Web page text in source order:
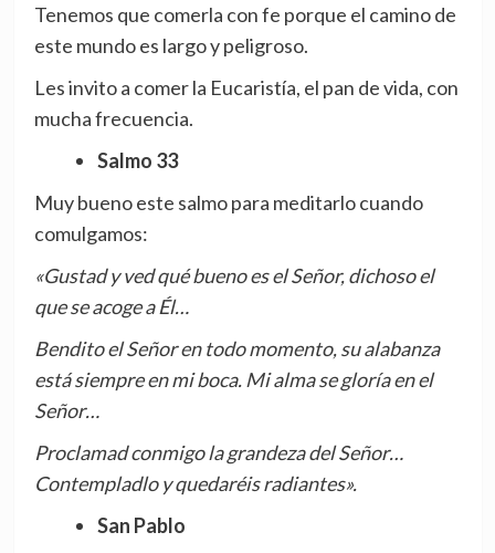
Tenemos que comerla con fe porque el camino de
este mundo es largo y peligroso.
Les invito a comer la Eucaristía, el pan de vida, con
mucha frecuencia.
Salmo 33
Muy bueno este salmo para meditarlo cuando
comulgamos:
«Gustad y ved qué bueno es el Señor, dichoso el
que se acoge a Él…
Bendito el Señor en todo momento, su alabanza
está siempre en mi boca. Mi alma se gloría en el
Señor…
Proclamad conmigo la grandeza del Señor…
Contempladlo y quedaréis radiantes».
San Pablo